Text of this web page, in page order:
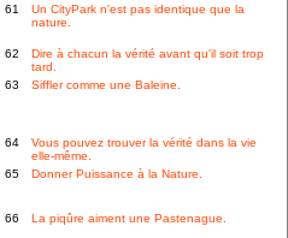
61
Un CityPark n'est pas identique que la
nature.
62
Dire à chacun la vérité avant qu'il soit trop
tard.
63 Siffler comme une Baleine.
64
Vous pouvez trouver la vérité dans la vie
elle-même.
65 Donner Puissance à la Nature.
66 La piqûre aiment une Pastenague.